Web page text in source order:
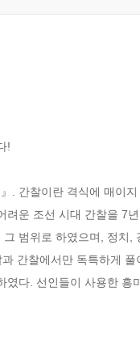
!
. 간찰이란 격식에 매이
려운 조선 시대 간찰을 7
범위로 하였으며, 정
간찰에서만 독특하게
였다. 선인들이 사용한